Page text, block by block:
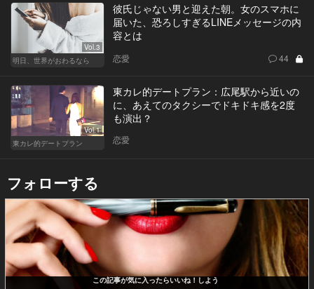
Vol.3
明日、世界がおわるなら
彼氏じゃない男と迎えた朝。女のスマホに
届いた、恐ろしすぎるLINEメッセージの内
容とは
恋愛 44
Vol.1
東カレ的デートプラン
東カレ的デートプラン：広尾駅から近いの
に、あえてのタクシーでドキドキ感を2度
も演出？
恋愛
フォローする
この記事が気に入ったらいいね！しよう